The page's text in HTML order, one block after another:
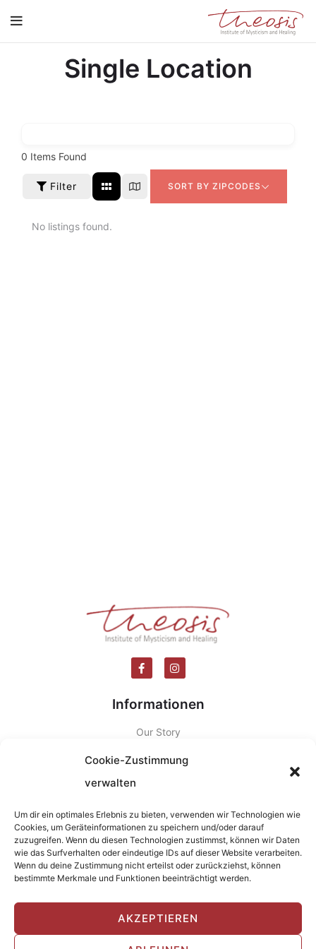
Cookie-Zustimmung
verwalten
Um dir ein optimales Erlebnis zu bieten, verwenden wir Technologien wie
Cookies, um Geräteinformationen zu speichern und/oder darauf
zuzugreifen. Wenn du diesen Technologien zustimmst, können wir Daten
wie das Surfverhalten oder eindeutige IDs auf dieser Website verarbeiten.
Wenn du deine Zustimmung nicht erteilst oder zurückziehst, können
bestimmte Merkmale und Funktionen beeinträchtigt werden.
AKZEPTIEREN
Single Location
0 Items Found
Filter SORT BY ZIPCODES
No listings found.
Informationen
Our Story
Theosis Trained Healers
Theosis Transformative Travels
Contact
Dr. Stylianos Atteshlis (a.k.a. Daskalos)
Exercises
Seminare
Spiritual Healing Training